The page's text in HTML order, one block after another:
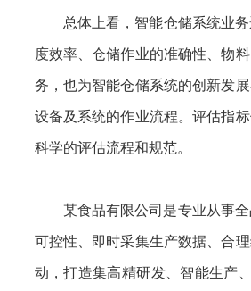
总体上看，智能仓储系统业
度效率、仓储作业的准确性、物
务，也为智能仓储系统的创新发
设备及系统的作业流程。评估指
科学的评估流程和规范。
某食品有限公司是专业从事
可控性、即时采集生产数据、合
动，打造集高精研发、智能生产